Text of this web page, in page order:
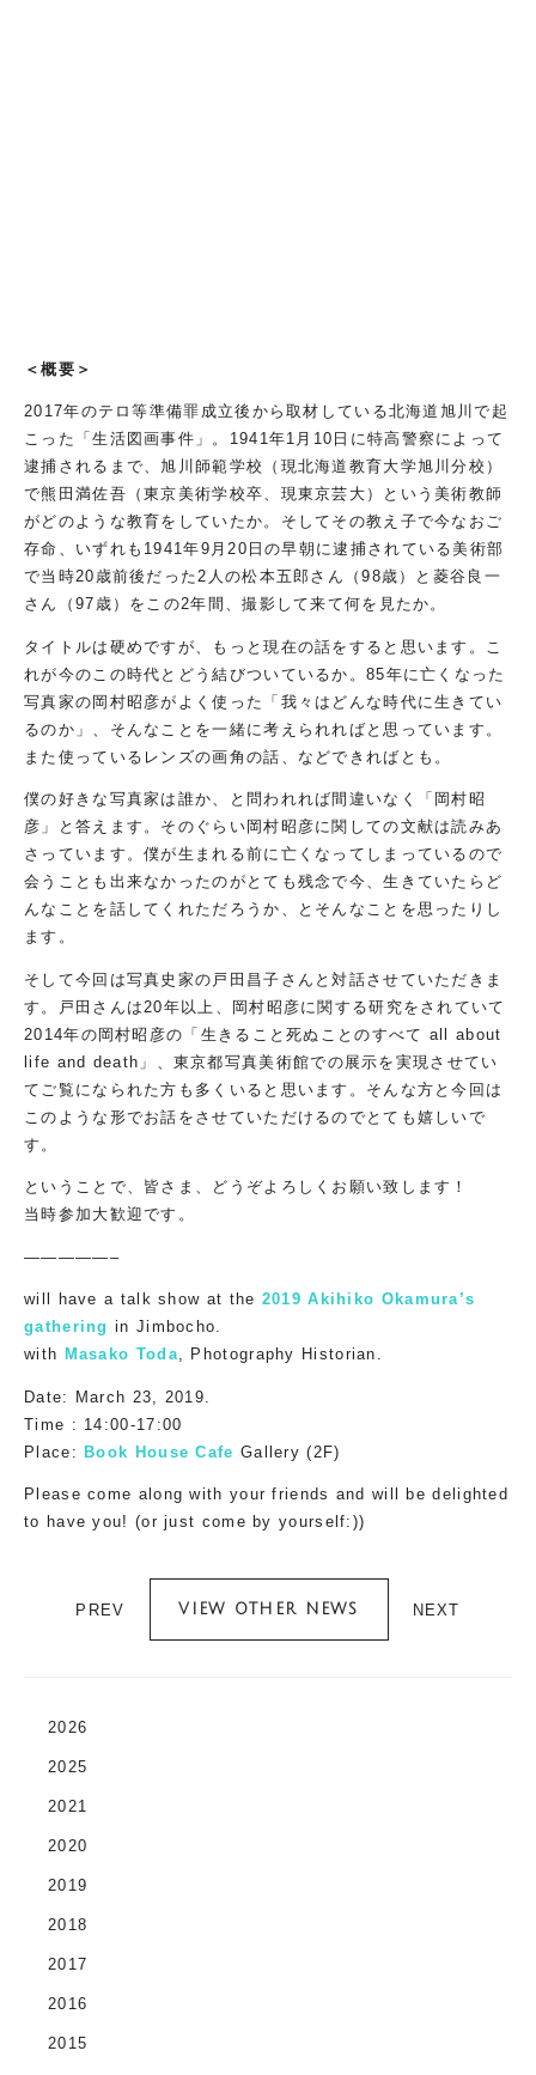
2026
2025
2021
2020
2019
2018
2017
2016
2015
＜概要＞
2017年のテロ等準備罪成立後から取材している北海道旭川で起
こった「生活図画事件」。1941年1月10日に特高警察によって
逮捕されるまで、旭川師範学校（現北海道教育大学旭川分校）
で熊田満佐吾（東京美術学校卒、現東京芸大）という美術教師
がどのような教育をしていたか。そしてその教え子で今なおご
存命、いずれも1941年9月20日の早朝に逮捕されている美術部
で当時20歳前後だった2人の松本五郎さん（98歳）と菱谷良一
さん（97歳）をこの2年間、撮影して来て何を見たか。
タイトルは硬めですが、もっと現在の話をすると思います。こ
れが今のこの時代とどう結びついているか。85年に亡くなった
写真家の岡村昭彦がよく使った「我々はどんな時代に生きてい
るのか」、そんなことを一緒に考えられればと思っています。
また使っているレンズの画角の話、などできればとも。
僕の好きな写真家は誰か、と問われれば間違いなく「岡村昭
彦」と答えます。そのぐらい岡村昭彦に関しての文献は読みあ
さっています。僕が生まれる前に亡くなってしまっているので
会うことも出来なかったのがとても残念で今、生きていたらど
んなことを話してくれただろうか、とそんなことを思ったりし
ます。
そして今回は写真史家の戸田昌子さんと対話させていただきま
す。戸田さんは20年以上、岡村昭彦に関する研究をされていて
2014年の岡村昭彦の「生きること死ぬことのすべて all about
life and death」、東京都写真美術館での展示を実現させてい
てご覧になられた方も多くいると思います。そんな方と今回は
このような形でお話をさせていただけるのでとても嬉しいで
す。
ということで、皆さま、どうぞよろしくお願い致します！
当時参加大歓迎です。
—————–
will have a talk show at the 2019 Akihiko Okamura’s
gathering in Jimbocho.
with Masako Toda, Photography Historian.
Date: March 23, 2019.
Time : 14:00-17:00
Place: Book House Cafe Gallery (2F)
Please come along with your friends and will be delighted
to have you! (or just come by yourself:))
PREV VIEW OTHER NEWS NEXT